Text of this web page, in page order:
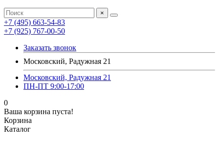
×
+7 (495) 663-54-83
+7 (925) 767-00-50
Заказать звонок
Московский, Радужная 21
Московский, Радужная 21
ПН-ПТ 9:00-17:00
0
Ваша корзина пуста!
Корзина
Каталог